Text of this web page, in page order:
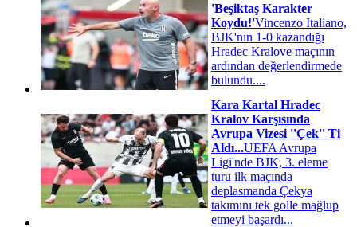
'Beşiktaş Karakter
Koydu!'Vincenzo Italiano,
BJK'nın 1-0 kazandığı
Hradec Kralove maçının
ardından değerlendirmede
bulundu....
Kara Kartal Hradec
Kralov Karşısında
Avrupa Vizesi ''Çek'' Ti
Aldı...UEFA Avrupa
Ligi'nde BJK, 3. eleme
turu ilk maçında
deplasmanda Çekya
takımını tek golle mağlup
etmeyi başardı...